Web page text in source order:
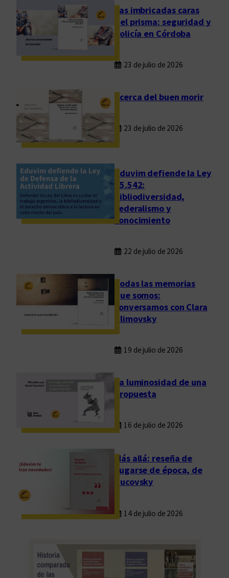
Las imbricadas caras
del prisma: seguridad y
policía en Córdoba
23 de julio de 2026
Acerca del buen morir
23 de julio de 2026
Eduvim defiende la Ley
25.542:
bibliodiversidad,
federalismo y
conocimiento
22 de julio de 2026
Todas las memorias
que somos:
conversamos con Clara
Klimovsky
19 de julio de 2026
La luminosidad de una
propuesta
16 de julio de 2026
Más allá: reseña de
Fugarse de época, de
Rucovsky
14 de julio de 2026